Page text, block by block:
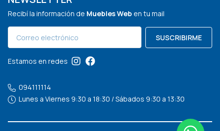
Recibí la información de Muebles Web en tu mail
SUSCRIBIRME
Estamos en redes
094111114
Lunes a Viernes 9:30 a 18:30 / Sábados 9:30 a 13:30